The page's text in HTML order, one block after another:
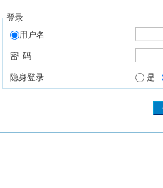
登录
用户名
密 码
隐身登录 是